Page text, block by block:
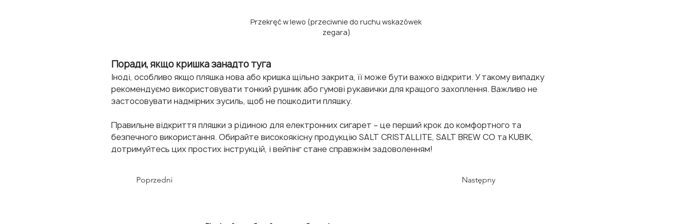
Przekręć w lewo (przeciwnie do ruchu wskazówek
zegara)
Поради, якщо кришка занадто туга
Іноді, особливо якщо пляшка нова або кришка щільно закрита, її може бути важко відкрити. У такому випадку
рекомендуємо використовувати тонкий рушник або гумові рукавички для кращого захоплення. Важливо не
застосовувати надмірних зусиль, щоб не пошкодити пляшку.
Правильне відкриття пляшки з рідиною для електронних сигарет – це перший крок до комфортного та
безпечного використання. Обирайте високоякісну продукцію SALT CRISTALLITE, SALT BREW CO та KUBIK,
дотримуйтесь цих простих інструкцій, і вейпінг стане справжнім задоволенням!
Poprzedni Następny